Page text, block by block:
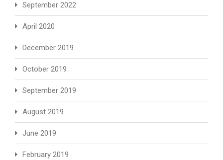
September 2022
April 2020
December 2019
October 2019
September 2019
August 2019
June 2019
February 2019